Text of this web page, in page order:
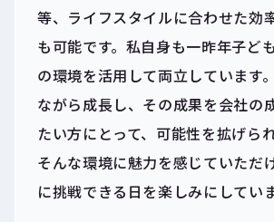
等、ライフスタイルに合わせた効
も可能です。私自身も一昨年子ど
の環境を活用して両立しています
ながら成長し、その成果を会社の
たい方にとって、可能性を拡げら
そんな環境に魅力を感じていただ
に挑戦できる日を楽しみにしていま